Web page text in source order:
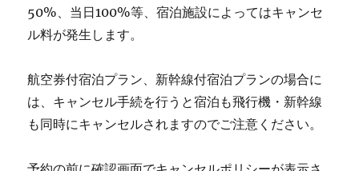
50%、当日100%等、宿泊施設によってはキャンセ
ル料が発生します。
航空券付宿泊プラン、新幹線付宿泊プランの場合に
は、キャンセル手続を行うと宿泊も飛行機・新幹線
も同時にキャンセルされますのでご注意ください。